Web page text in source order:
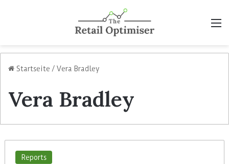
Startseite / Vera Bradley
Vera Bradley
Reports